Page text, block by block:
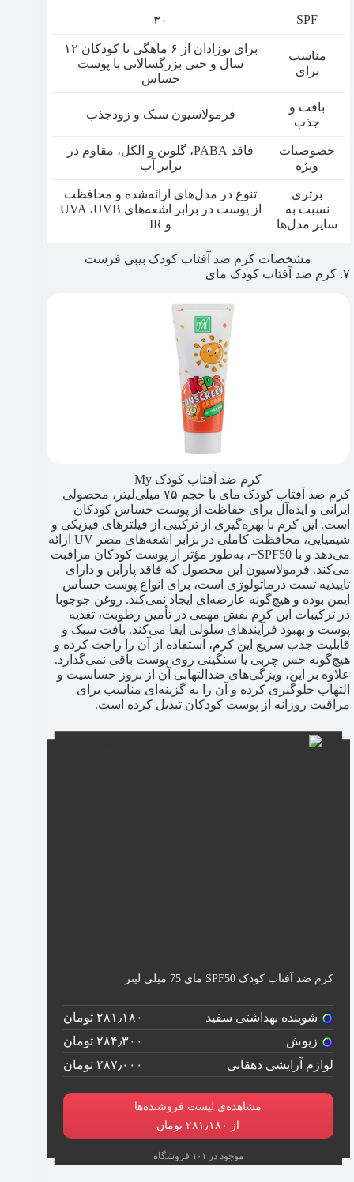
SPF ۳۰
مناسب
برای
برای نوزادان از ۶ ماهگی تا کودکان ۱۲
سال و حتی بزرگسالانی با پوست
حساس
بافت و
جذب
فرمولاسیون سبک و زودجذب
خصوصیات
ویژه
فاقد PABA، گلوتن و الکل، مقاوم در
برابر آب
برتری
نسبت به
سایر مدل‌ها
تنوع در مدل‌های ارائه‌شده و محافظت
از پوست در برابر اشعه‌های UVA ،UVB
و IR
مشخصات کرم ضد آفتاب کودک بیبی فرست
۷. کرم ضد آفتاب کودک مای
کرم ضد آفتاب کودک My
کرم ضد آفتاب کودک مای با حجم ۷۵ میلی‌لیتر، محصولی
ایرانی و ایده‌آل برای حفاظت از پوست حساس کودکان
است. این کرم با بهره‌گیری از ترکیبی از فیلترهای فیزیکی و
شیمیایی، محافظت کاملی در برابر اشعه‌های مضر UV ارائه
می‌دهد و با SPF50+، به‌طور مؤثر از پوست کودکان مراقبت
می‌کند. فرمولاسیون این محصول که فاقد پارابن و دارای
تاییدیه تست درماتولوژی است، برای انواع پوست حساس
ایمن بوده و هیچ‌گونه عارضه‌ای ایجاد نمی‌کند. روغن جوجوبا
در ترکیبات این کرم نقش مهمی در تأمین رطوبت، تغذیه
پوست و بهبود فرآیندهای سلولی ایفا می‌کند. بافت سبک و
قابلیت جذب سریع این کرم، استفاده از آن را راحت کرده و
هیچ‌گونه حس چربی یا سنگینی روی پوست باقی نمی‌گذارد.
علاوه بر این، ویژگی‌های ضدالتهابی آن از بروز حساسیت و
التهاب جلوگیری کرده و آن را به گزینه‌ای مناسب برای
مراقبت روزانه از پوست کودکان تبدیل کرده است.
کرم ضد آفتاب کودک SPF50 مای 75 میلی لیتر
شوینده بهداشتی سفید
۲۸۱٫۱۸۰ تومان
زیوش
۲۸۴٫۳۰۰ تومان
لوازم آرایشی دهقانی
۲۸۷٫۰۰۰ تومان
مشاهده‌ی لیست فروشنده‌ها
از ۲۸۱٫۱۸۰ تومان
موجود در ۱۰۱ فروشگاه